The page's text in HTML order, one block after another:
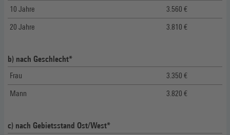
10 Jahre 3.560 €
20 Jahre 3.810 €
b) nach Geschlecht*
Frau 3.350 €
Mann 3.820 €
c) nach Gebietsstand Ost/West*